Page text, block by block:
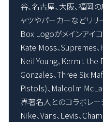
谷、名古屋、大阪、福岡
ャツやパーカーなどリ
Box Logoがメインアイコ
Kate Moss、Supremes
Neil Young、Kermit the
Gonzales、Three Six
Pistols)、Malcolm
界著名人とのコラボレー
Nike、Vans、Levis、